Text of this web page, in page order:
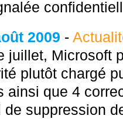
2009 -
juillet, Microsoft
plutôt chargé
ainsi que 4
suppression